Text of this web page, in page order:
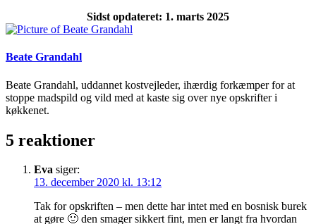
Sidst opdateret: 1. marts 2025
Beate Grandahl
Beate Grandahl, uddannet kostvejleder, ihærdig forkæmper for at
stoppe madspild og vild med at kaste sig over nye opskrifter i
køkkenet.
5 reaktioner
Eva siger:
13. december 2020 kl. 13:12
Tak for opskriften – men dette har intet med en bosnisk burek
at gøre 🙂 den smager sikkert fint, men er langt fra hvordan